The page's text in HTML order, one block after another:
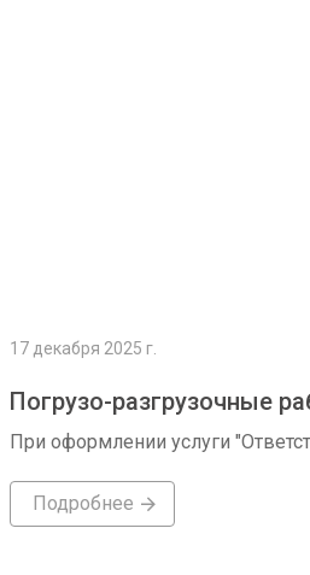
17 декабря 2025 г.
Погрузо-разгрузочные
При оформлении услуги
Подробнее